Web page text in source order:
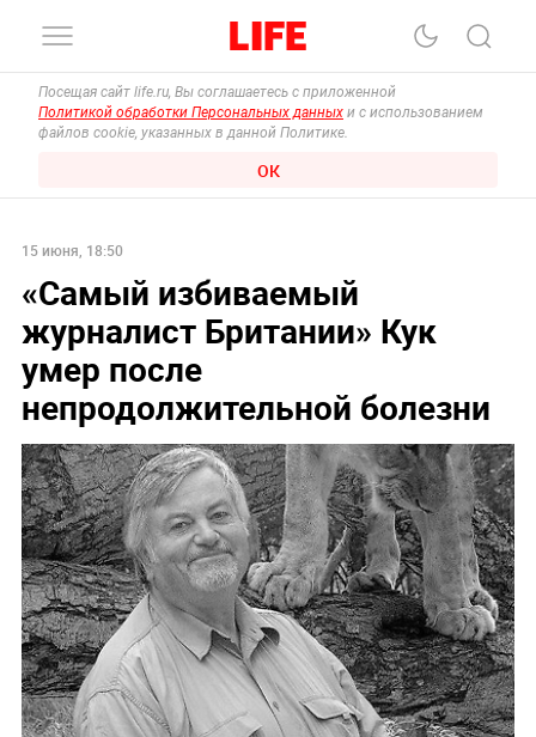
Посещая сайт life.ru, Вы соглашаетесь с приложенной
Политикой обработки Персональных данных и с использованием
файлов cookie, указанных в данной Политике.
ОК
15 июня, 18:50
«Самый избиваемый
журналист Британии» Кук
умер после
непродолжительной болезни